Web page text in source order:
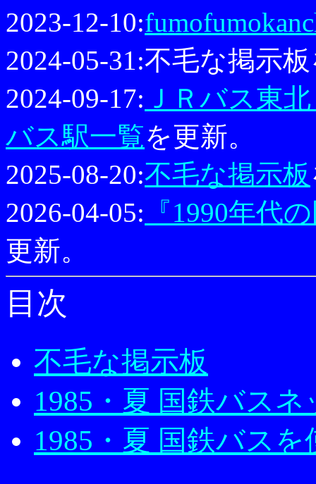
2023-12-10:
2024-05-31:不毛な掲示
2024-09-17: ＪＲバス東
バス駅一覧を更新。
2025-08-20:不毛な掲示板
2026-04-05: 『1990年代
更新。
目次
不毛な掲示板
1985・夏 国鉄バス
1985・夏 国鉄バス